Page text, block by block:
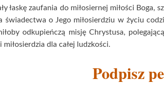
łaskę zaufania do miłosiernej miłości Boga,
świadectwa o Jego miłosierdziu w życiu
odkupieńczą misję Chrystusa,
miłosierdzia dla całej ludzkości.
Podpisz